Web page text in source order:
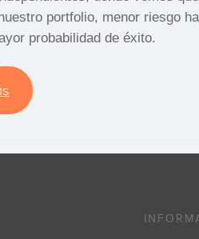
portfolio, menor riesgo
probabilidad de éxito.